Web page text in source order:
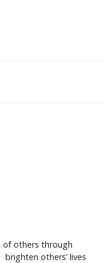
of others through
others’ lives